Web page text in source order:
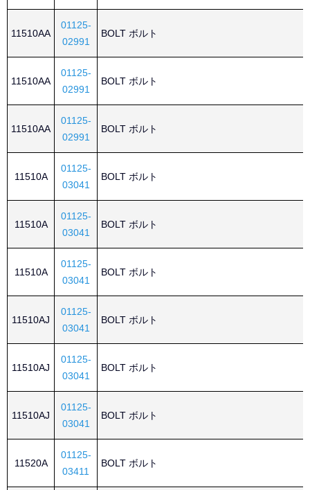
11510AA
01125-
02991
BOLT ボルト
11510AA
01125-
02991
BOLT ボルト
11510AA
01125-
02991
BOLT ボルト
11510A
01125-
03041
BOLT ボルト
11510A
01125-
03041
BOLT ボルト
11510A
01125-
03041
BOLT ボルト
11510AJ
01125-
03041
BOLT ボルト
11510AJ
01125-
03041
BOLT ボルト
11510AJ
01125-
03041
BOLT ボルト
11520A
01125-
03411
BOLT ボルト